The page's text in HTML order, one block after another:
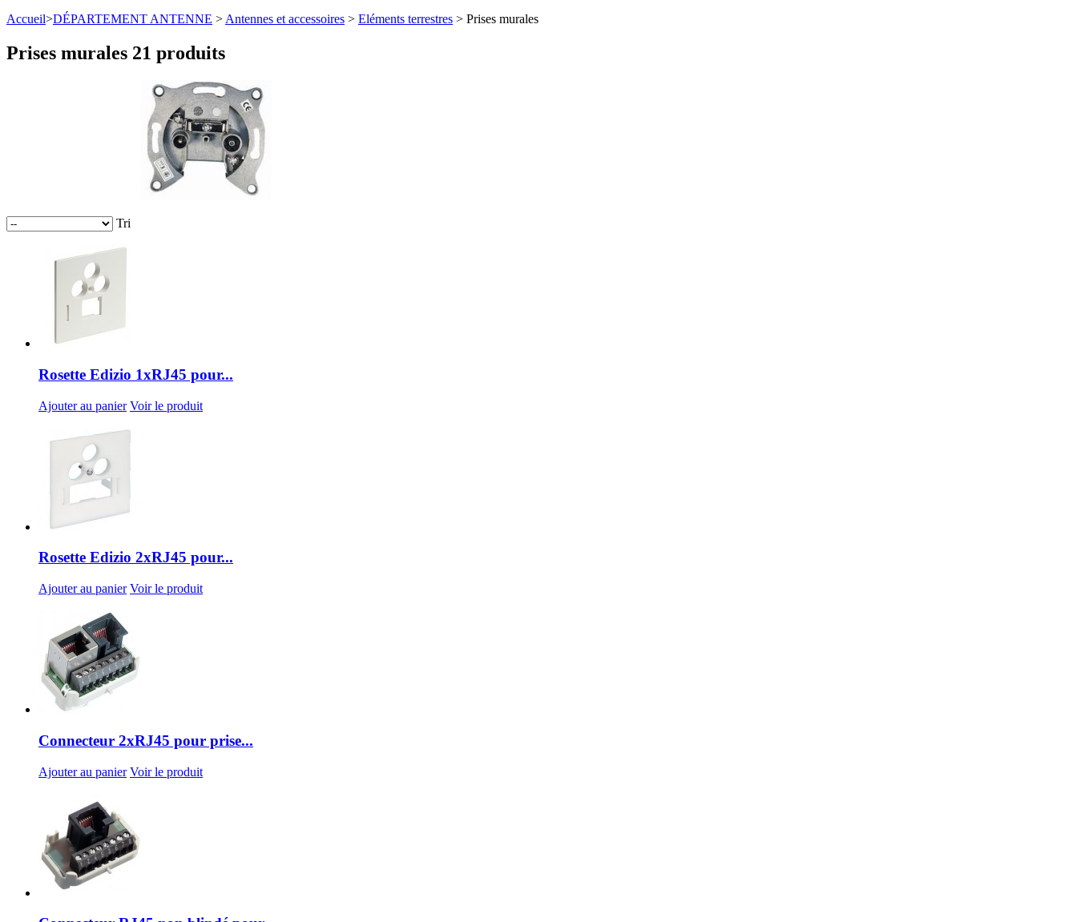
Accueil>DÉPARTEMENT ANTENNE >Antennes et accessoires > Eléments terrestres > Prises murales
Prises murales 21 produits
Tri
Rosette Edizio 1xRJ45 pour...
Ajouter au panier Voir le produit
Rosette Edizio 2xRJ45 pour...
Ajouter au panier Voir le produit
Connecteur 2xRJ45 pour prise...
Ajouter au panier Voir le produit